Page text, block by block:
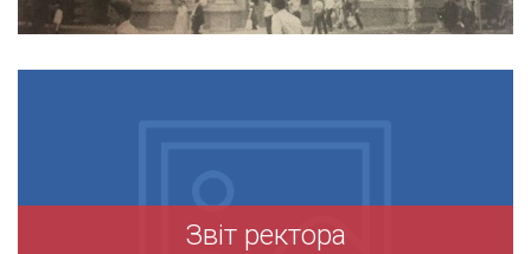
Звіт ректора
Звіт ректора